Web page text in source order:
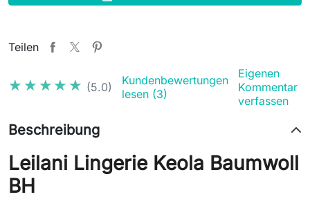
Teilen
★★★★★
★★★★★ (5.0)
Kundenbewertungen
lesen (3)
Eigenen
Kommentar
verfassen
Beschreibung
Leilani Lingerie Keola Baumwoll
BH